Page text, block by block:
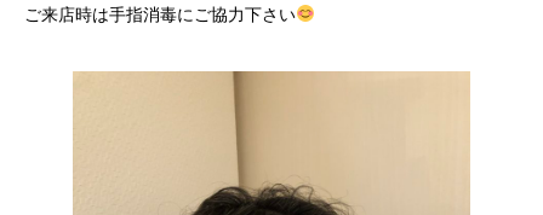
ご来店時は手指消毒にご協力下さい